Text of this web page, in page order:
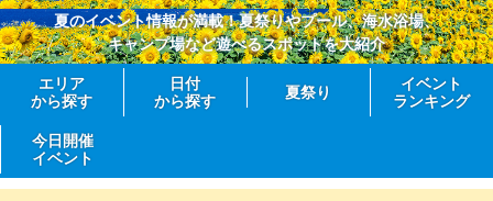
夏のイベント情報が満載！夏祭りやプール、海水浴場、
キャンプ場など遊べるスポットを大紹介
エリア
から探す
日付
から探す
夏祭り
イベント
ランキング
今日開催
イベント